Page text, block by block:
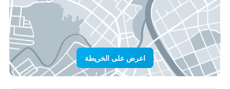
اعرض على الخريطة